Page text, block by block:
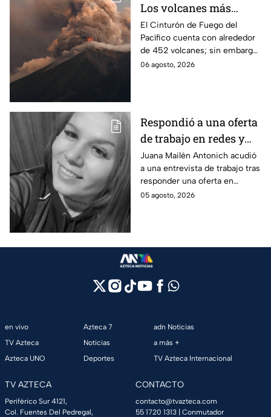
Los volcanes más
activos del Cinturón de
Fuego
El Cinturón de Fuego del
Pacífico cuenta con alrededor
de 452 volcanes; sin embargo,
solo algunos de ellos presentan
06 agosto, 2026
Respondió a una oferta
de trabajo en redes y
nunca volvió: La
historia detrás del
feminicidio de Juana
Mailén Antonich
Juana Mailén Antonich acudió
a una entrevista de trabajo tras
responder una oferta en
Facebook; fue hallada sin vida
05 agosto, 2026
en vivo
TV Azteca
Azteca UNO
Azteca 7
Noticias
Deportes
adn Noticias
a más +
TV Azteca Internacional
TV AZTECA
Periférico Sur 4121,
Col. Fuentes Del Pedregal,
CONTACTO
contacto@tvazteca.com
55 1720 1313 | Conmutador